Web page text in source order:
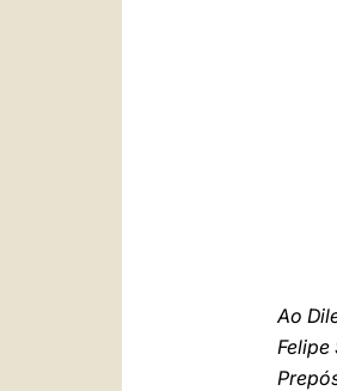
Ao
Felipe